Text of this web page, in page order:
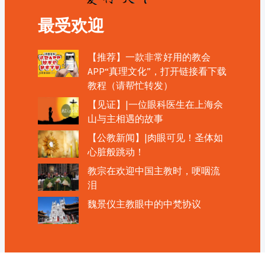
最受欢迎
【推荐】一款非常好用的教会
APP“真理文化”，打开链接看下载
教程（请帮忙转发）
【见证】|一位眼科医生在上海佘
山与主相遇的故事
【公教新闻】|肉眼可见！圣体如
心脏般跳动！
教宗在欢迎中国主教时，哽咽流
泪
魏景仪主教眼中的中梵协议